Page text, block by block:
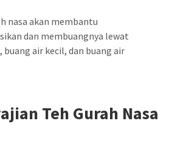
nasa akan membantu
dan membuangnya lewat
buang air kecil, dan buang air
Teh Gurah Nasa